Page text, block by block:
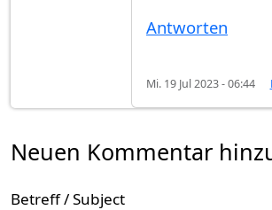
Antworten
Mi. 19 Jul 2023 - 06:44
Neuen Kommentar
Betreff / Subject